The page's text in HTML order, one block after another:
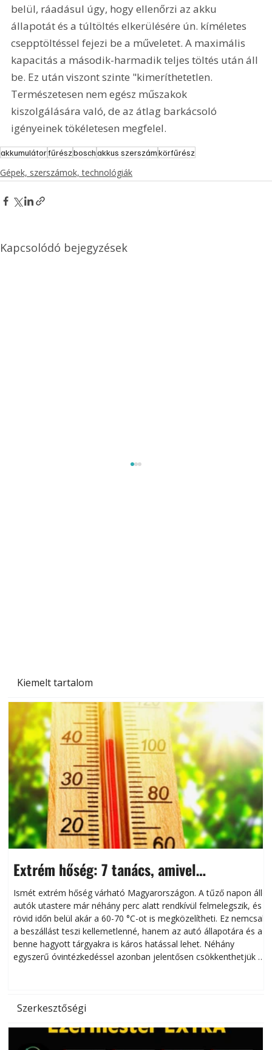
Kiemelt tartalom
Extrém hőség: 7 tanács, amivel
megóvhatjuk autónkat a nyári károktól
Ismét extrém hőség várható Magyarországon. A tűző napon álló
autók utastere már néhány perc alatt rendkívül felmelegszik, és
rövid időn belül akár a 60-70 °C-ot is megközelítheti. Ez nemcsak
a beszállást teszi kellemetlenné, hanem az autó állapotára és a
benne hagyott tárgyakra is káros hatással lehet. Néhány
egyszerű óvintézkedéssel azonban jelentősen csökkenthetjük a
Szerkesztőségi
belül, ráadásul úgy, hogy ellenőrzi az akku
állapotát és a túltöltés elkerülésére ún. kíméletes
csepptöltéssel fejezi be a műveletet. A maximális
kapacitás a második-harmadik teljes töltés után áll
be. Ez után viszont szinte "kimeríthetetlen.
Természetesen nem egész műszakok
kiszolgálására való, de az átlag barkácsoló
igényeinek tökéletesen megfelel.
akkumulátorfűrészboschakkus szerszámkörfűrész
Gépek, szerszámok, technológiák
Kapcsolódó bejegyzések